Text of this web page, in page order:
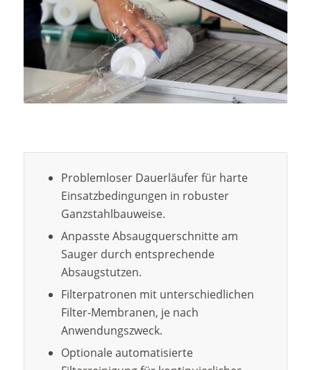
Problemloser Dauerläufer für harte
Einsatzbedingungen in robuster
Ganzstahlbauweise.
Anpasste Absaugquerschnitte am
Sauger durch entsprechende
Absaugstutzen.
Filterpatronen mit unterschiedlichen
Filter-Membranen, je nach
Anwendungszweck.
Optionale automatisierte